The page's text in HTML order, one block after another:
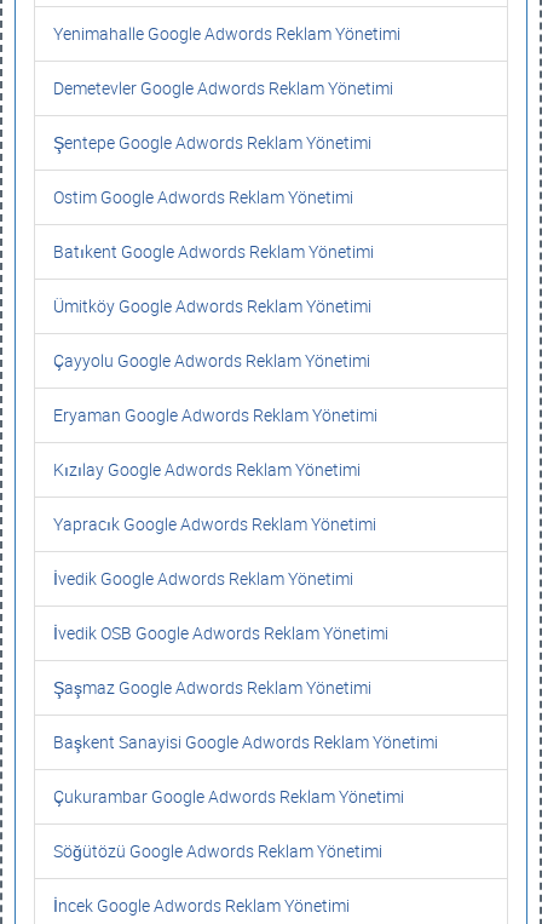
Yenimahalle Google Adwords Reklam Yönetimi
Demetevler Google Adwords Reklam Yönetimi
Şentepe Google Adwords Reklam Yönetimi
Ostim Google Adwords Reklam Yönetimi
Batıkent Google Adwords Reklam Yönetimi
Ümitköy Google Adwords Reklam Yönetimi
Çayyolu Google Adwords Reklam Yönetimi
Eryaman Google Adwords Reklam Yönetimi
Kızılay Google Adwords Reklam Yönetimi
Yapracık Google Adwords Reklam Yönetimi
İvedik Google Adwords Reklam Yönetimi
İvedik OSB Google Adwords Reklam Yönetimi
Şaşmaz Google Adwords Reklam Yönetimi
Başkent Sanayisi Google Adwords Reklam Yönetimi
Çukurambar Google Adwords Reklam Yönetimi
Söğütözü Google Adwords Reklam Yönetimi
İncek Google Adwords Reklam Yönetimi